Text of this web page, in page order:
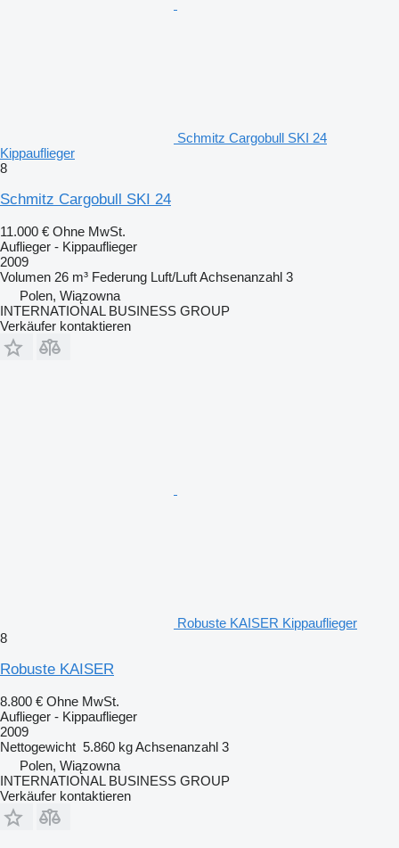
Schmitz Cargobull SKI 24
Kippauflieger
8
Schmitz Cargobull SKI 24
11.000 € Ohne MwSt.
Auflieger - Kippauflieger
2009
Volumen 26 m³ Federung Luft/LuftAchsenanzahl 3
Polen, Wiązowna
INTERNATIONAL BUSINESS GROUP
Verkäufer kontaktieren
Robuste KAISER Kippauflieger
8
Robuste KAISER
8.800 € Ohne MwSt.
Auflieger - Kippauflieger
2009
Nettogewicht 5.860 kgAchsenanzahl 3
Polen, Wiązowna
INTERNATIONAL BUSINESS GROUP
Verkäufer kontaktieren